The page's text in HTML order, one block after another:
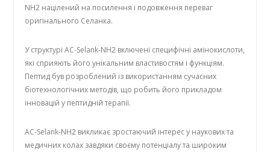
NH2 націлений на посилення і подовження переваг
оригінального Селанка.
У структурі AC-Selank-NH2 включені специфічні амінокислоти,
які сприяють його унікальним властивостям і функціям.
Пептид був розроблений із використанням сучасних
біотехнологічних методів, що робить його прикладом
інновацій у пептидній терапії.
AC-Selank-NH2 викликає зростаючий інтерес у наукових та
медичних колах завдяки своєму потенціалу та широким